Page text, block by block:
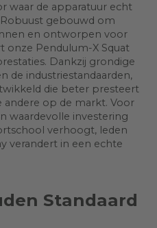
waar de apparatuur echt
gebouwd om
en ontworpen voor
onze Pendulum-X Squat
Dankzij grondige
de industriestandaarden,
die beter presteert
andere op de markt. Voor
waardevolle investering
verhoogt, leden
verandert in een echte
Standaard